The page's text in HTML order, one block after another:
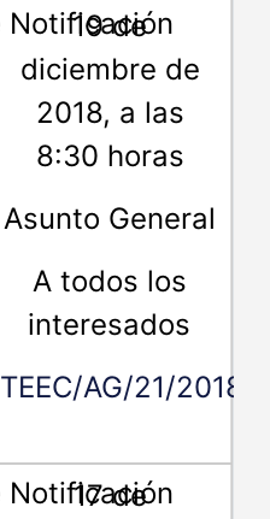
19 de
diciembre de
2018, a las
8:30 horas
Asunto General
A todos los
interesados
TEEC/AG/21/2018
17 de